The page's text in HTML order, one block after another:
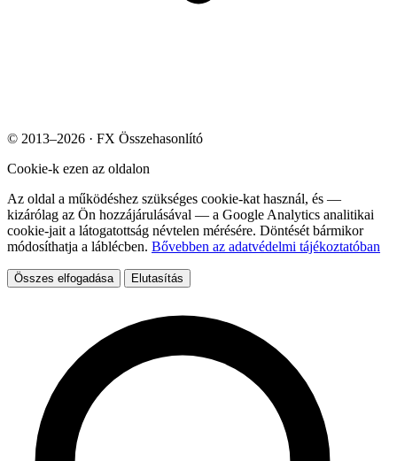
© 2013–2026 · FX Összehasonlító
Cookie-k ezen az oldalon
Az oldal a működéshez szükséges cookie-kat használ, és —
kizárólag az Ön hozzájárulásával — a Google Analytics analitikai
cookie-jait a látogatottság névtelen mérésére. Döntését bármikor
módosíthatja a láblécben. Bővebben az adatvédelmi tájékoztatóban
Összes elfogadása Elutasítás